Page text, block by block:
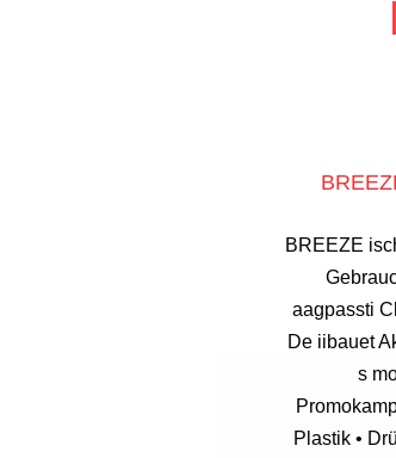
BREEZE
aagpassti
De iibauet
s
Plastik •